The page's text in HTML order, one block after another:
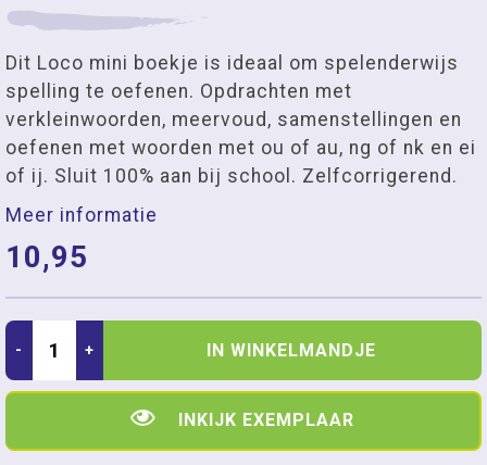
Dit Loco mini boekje is ideaal om spelenderwijs
spelling te oefenen. Opdrachten met
verkleinwoorden, meervoud, samenstellingen en
oefenen met woorden met ou of au, ng of nk en ei
of ij. Sluit 100% aan bij school. Zelfcorrigerend.
Meer informatie
10,95
- + IN WINKELMANDJE
INKIJK EXEMPLAAR